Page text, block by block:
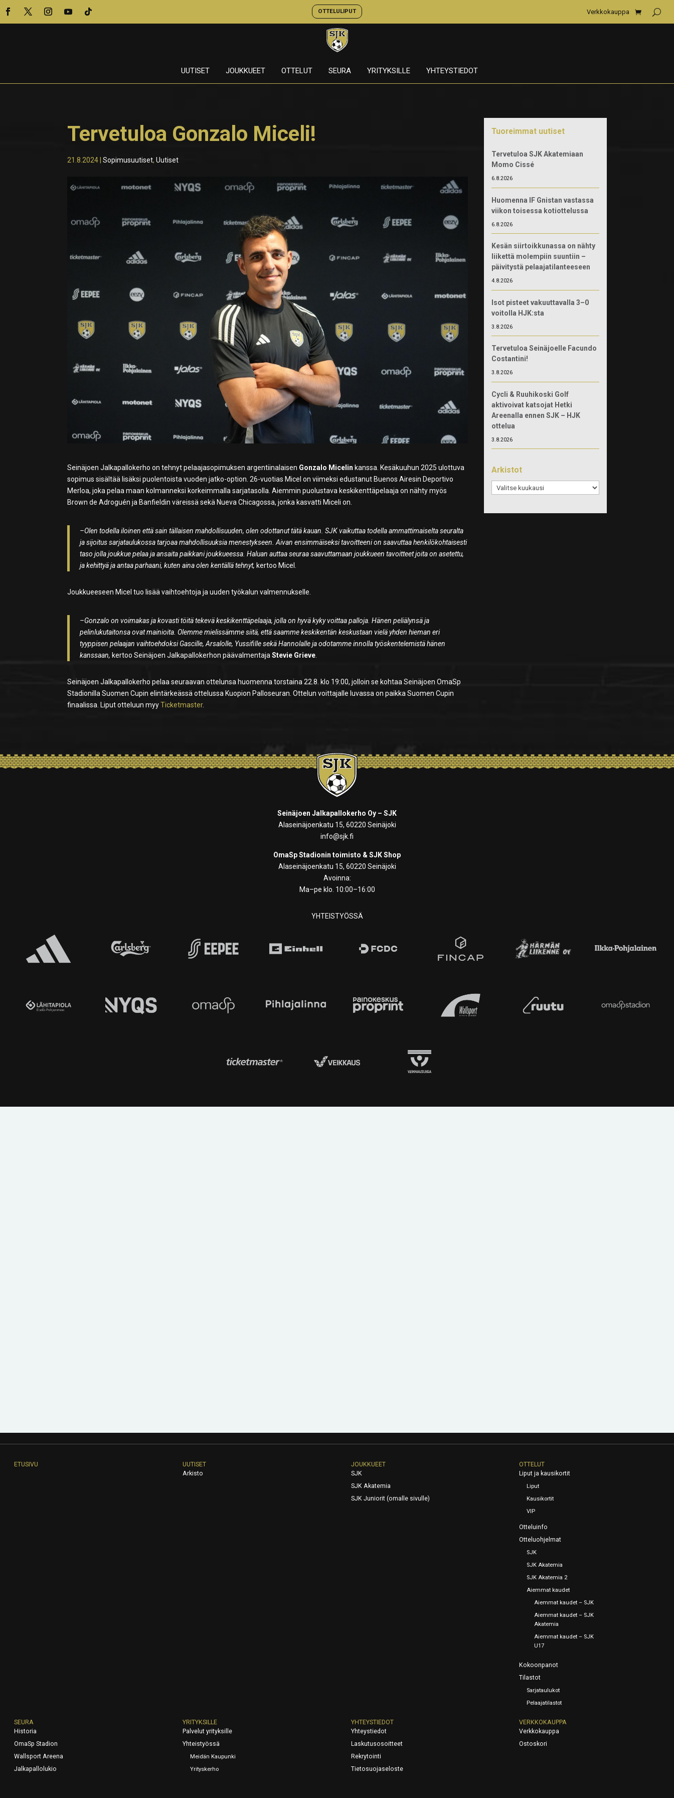
OTTELULIPUT Verkkokauppa
UUTISET JOUKKUEET OTTELUT SEURA YRITYKSILLE YHTEYSTIEDOT
Tervetuloa Gonzalo Miceli!
21.8.2024 |Sopimusuutiset,Uutiset
Seinäjoen Jalkapallokerho on tehnyt pelaajasopimuksen argentiinalaisen Gonzalo Micelin kanssa. Kesäkuuhun 2025 ulottuva
sopimus sisältää lisäksi puolentoista vuoden jatko-option. 26-vuotias Micel on viimeksi edustanut Buenos Airesin Deportivo
Merloa, joka pelaa maan kolmanneksi korkeimmalla sarjatasolla. Aiemmin puolustava keskikenttäpelaaja on nähty myös
Brown de Adroguén ja Banfieldin väreissä sekä Nueva Chicagossa, jonka kasvatti Miceli on.
–Olen todella iloinen että sain tällaisen mahdollisuuden, olen odottanut tätä kauan. SJK vaikuttaa todella ammattimaiselta seuralta
ja sijoitus sarjataulukossa tarjoaa mahdollisuuksia menestykseen. Aivan ensimmäiseksi tavoitteeni on saavuttaa henkilökohtaisesti
taso jolla joukkue pelaa ja ansaita paikkani joukkueessa. Haluan auttaa seuraa saavuttamaan joukkueen tavoitteet joita on asetettu,
ja kehittyä ja antaa parhaani, kuten aina olen kentällä tehnyt, kertoo Micel.
Joukkueeseen Micel tuo lisää vaihtoehtoja ja uuden työkalun valmennukselle.
–Gonzalo on voimakas ja kovasti töitä tekevä keskikenttäpelaaja, jolla on hyvä kyky voittaa palloja. Hänen peliälynsä ja
pelinlukutaitonsa ovat mainioita. Olemme mielissämme siitä, että saamme keskikentän keskustaan vielä yhden hieman eri
tyyppisen pelaajan vaihtoehdoksi Gascille, Arsalolle, Yussifille sekä Hannolalle ja odotamme innolla työskentelemistä hänen
kanssaan, kertoo Seinäjoen Jalkapallokerhon päävalmentajaStevie Grieve
Seinäjoen Jalkapallokerho pelaa seuraavan ottelunsa huomenna torstaina 22.8. klo 19:00, jolloin se kohtaa Seinäjoen OmaSp
Stadionilla Suomen Cupin elintärkeässä ottelussa Kuopion Palloseuran. Ottelun voittajalle luvassa on paikka Suomen Cupin
finaalissa. Liput otteluun myyTicketmaster.
Tuoreimmat uutiset
Tervetuloa SJK Akatemiaan
Momo Cissé
6.8.2026
Huomenna IF Gnistan vastassa
viikon toisessa kotiottelussa
6.8.2026
Kesän siirtoikkunassa on nähty
liikettä molempiin suuntiin –
päivitystä pelaajatilanteeseen
4.8.2026
Isot pisteet vakuuttavalla 3–0
voitolla HJK:sta
3.8.2026
Tervetuloa Seinäjoelle Facundo
Costantini!
3.8.2026
Cycli & Ruuhikoski Golf
aktivoivat katsojat Hetki
Areenalla ennen SJK – HJK
ottelua
3.8.2026
Arkistot
Arkistot
Seinäjoen Jalkapallokerho Oy – SJK
Alaseinäjoenkatu 15, 60220 Seinäjoki
info@sjk.fi
OmaSp Stadionin toimisto & SJK Shop
Alaseinäjoenkatu 15, 60220 Seinäjoki
Avoinna:
Ma–pe klo. 10:00–16:00
YHTEISTYÖSSÄ
ETUSIVU
UUTISET
Arkisto
JOUKKUEET
SJK
SJK Akatemia
SJK Juniorit (omalle sivulle)
OTTELUT
Liput ja kausikortit
Liput
Kausikortit
VIP
Otteluinfo
Otteluohjelmat
SJK
SJK Akatemia
SJK Akatemia 2
Aiemmat kaudet
Aiemmat kaudet – SJK
Aiemmat kaudet – SJK
Akatemia
Aiemmat kaudet – SJK
U17
Kokoonpanot
Tilastot
Sarjataulukot
Pelaajatilastot
SEURA
Historia
OmaSp Stadion
Wallsport Areena
Jalkapallolukio
YRITYKSILLE
Palvelut yrityksille
Yhteistyössä
Meidän Kaupunki
Yrityskerho
YHTEYSTIEDOT
Yhteystiedot
Laskutusosoitteet
Rekrytointi
Tietosuojaseloste
VERKKOKAUPPA
Verkkokauppa
Ostoskori